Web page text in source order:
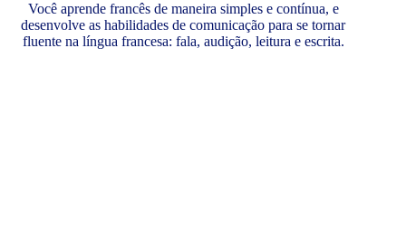
Você aprende francês de maneira simples e contínua, e
desenvolve as habilidades de comunicação para se tornar
fluente na língua francesa: fala, audição, leitura e escrita.